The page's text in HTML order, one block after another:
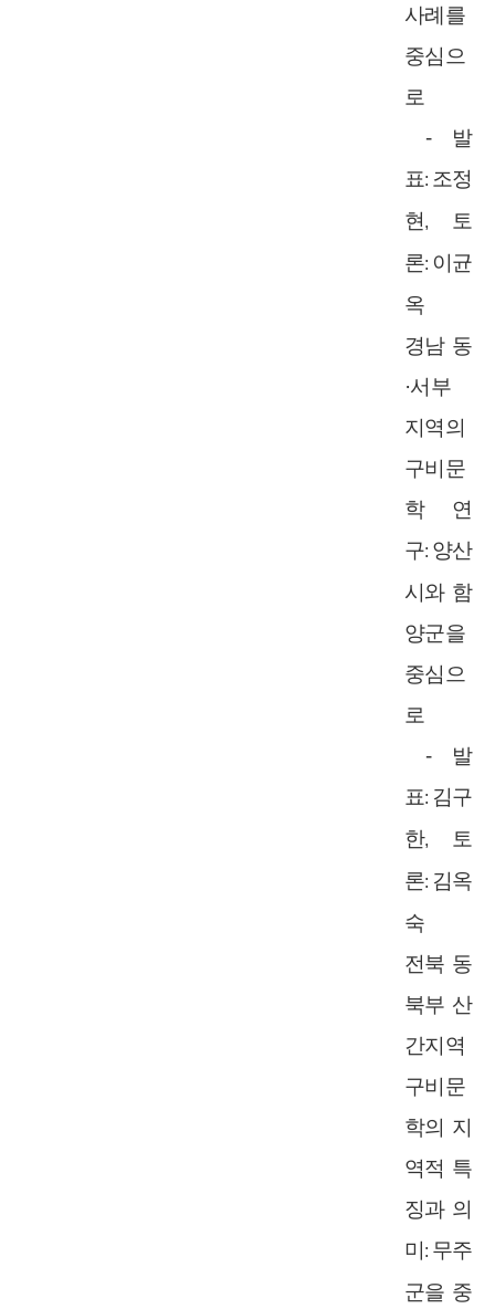
사례를
중심으
로
- 발
표: 조정
현 ,
토
론: 이균
옥
경남 동
·서부
지역의
구비문
학 연
구: 양산
시와 함
양군을
중심으
로
- 발
표: 김구
한,
토
론: 김옥
숙
전북 동
북부 산
간지역
구비문
학의 지
역적 특
징과 의
미 : 무주
군을 중